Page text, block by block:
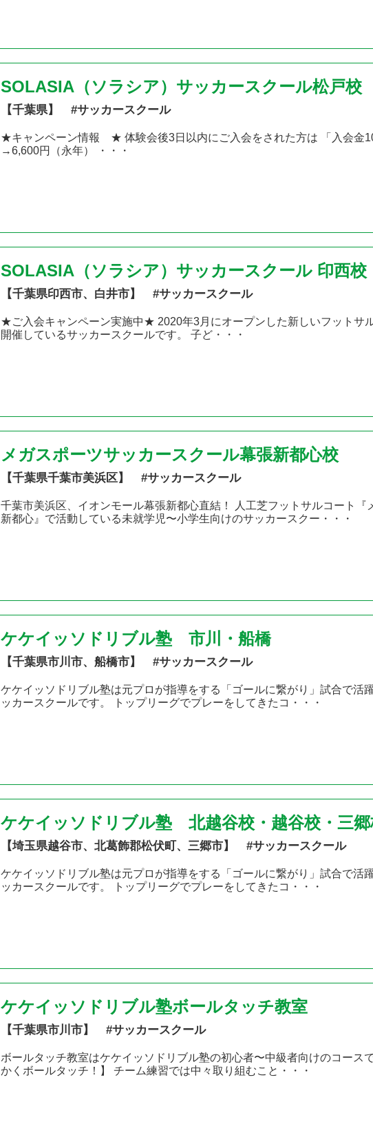
SOLASIA（ソラシア）サッカースクール松戸校
【千葉県】 #サッカースクール
★キャンペーン情報 ★ 体験会後3日以内にご入会をされた方は 「入会金
→6,600円（永年） ・・・
SOLASIA（ソラシア）サッカースクール 印西校
【千葉県印西市、白井市】 #サッカースクール
★ご入会キャンペーン実施中★ 2020年3月にオープンした新しいフットサ
開催しているサッカースクールです。 子ど・・・
メガスポーツサッカースクール幕張新都心校
【千葉県千葉市美浜区】 #サッカースクール
千葉市美浜区、イオンモール幕張新都心直結！ 人工芝フットサルコート『
新都心』で活動している未就学児〜小学生向けのサッカースクー・・・
ケケイッソドリブル塾 市川・船橋
【千葉県市川市、船橋市】 #サッカースクール
ケケイッソドリブル塾は元プロが指導をする「ゴールに繋がり」試合で活
ッカースクールです。 トップリーグでプレーをしてきたコ・・・
ケケイッソドリブル塾 北越谷校・越谷校・三郷
【埼玉県越谷市、北葛飾郡松伏町、三郷市】 #サッカースクール
ケケイッソドリブル塾は元プロが指導をする「ゴールに繋がり」試合で活
ッカースクールです。 トップリーグでプレーをしてきたコ・・・
ケケイッソドリブル塾ボールタッチ教室
【千葉県市川市】 #サッカースクール
ボールタッチ教室はケケイッソドリブル塾の初心者〜中級者向けのコース
かくボールタッチ！】 チーム練習では中々取り組むこと・・・